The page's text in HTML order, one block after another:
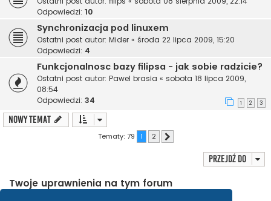
Odpowiedzi: 10
Synchronizacja pod linuxem
Ostatni post autor: Mider « środa 22 lipca 2009, 15:20
Odpowiedzi: 4
Funkcjonalnosc bazy filipsa - jak sobie radzicie?
Ostatni post autor: Pawel brasia « sobota 18 lipca 2009,
08:54
Odpowiedzi: 34 1 2 3
NOWY TEMAT
Tematy: 79 1 2
Przejdź do
Twoje uprawnienia na tym forum